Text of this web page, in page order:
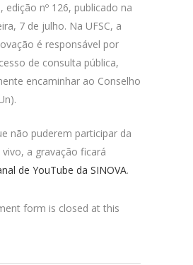
edição nº 126, publicado na
7 de julho. Na UFSC, a
é responsável por
de consulta pública,
encaminhar ao Conselho
não puderem participar da
a gravação ficará
de YouTube da SINOVA.
form is closed at this